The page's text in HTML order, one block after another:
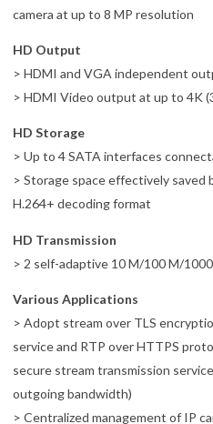
camera at up to 8 MP resolution
HD Output
> HDMI and VGA independent
> HDMI Video output at up to 4K
HD Storage
> Up to 4 SATA interfaces
> Storage space effectively
H.264+ decoding format
HD Transmission
> 2 self-adaptive 10 M/100 M/
Various Applications
> Adopt stream over TLS
service and RTP over HTTPS
secure stream transmission
outgoing bandwidth)
> Centralized management of IP